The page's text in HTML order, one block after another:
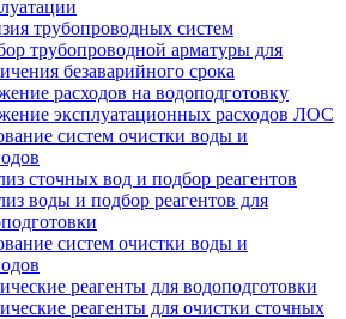
трубопроводных систем
трубопроводной арматуры для
безаварийного срока
расходов на водоподготовку
эксплуатационных расходов ЛОС
систем очистки воды и
сточных вод и подбор реагентов
воды и подбор реагентов для
систем очистки воды и
реагенты для водоподготовки
реагенты для очистки сточных